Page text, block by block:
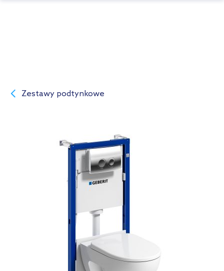
Zestawy podtynkowe